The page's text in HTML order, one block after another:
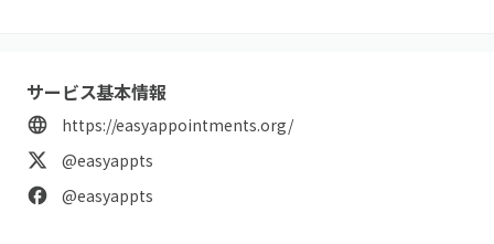
サービス基本情報
https://easyappointments.org/
@easyappts
@easyappts